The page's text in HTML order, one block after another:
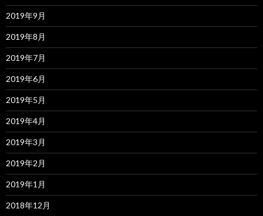
2019年9月
2019年8月
2019年7月
2019年6月
2019年5月
2019年4月
2019年3月
2019年2月
2019年1月
2018年12月